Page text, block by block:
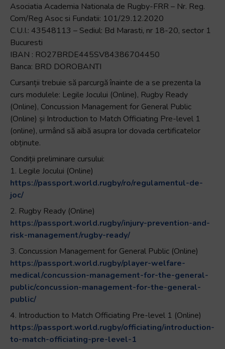
Asociatia Academia Nationala de Rugby-FRR – Nr. Reg.
Com/Reg Asoc si Fundatii: 101/29.12.2020
C.U.I.: 43548113 – Sediul: Bd Marasti, nr 18-20, sector 1
Bucuresti
IBAN : RO27BRDE445SV84386704450
Banca: BRD DOROBANTI
Cursanții trebuie să parcurgă înainte de a se prezenta la
curs modulele: Legile Jocului (Online), Rugby Ready
(Online), Concussion Management for General Public
(Online) și Introduction to Match Officiating Pre-level 1
(online), urmând să aibă asupra lor dovada certificatelor
obținute.
Condiții preliminare cursului:
1. Legile Jocului (Online)
https://passport.world.rugby/ro/regulamentul-de-
joc/
2. Rugby Ready (Online)
https://passport.world.rugby/injury-prevention-and-
risk-management/rugby-ready/
3. Concussion Management for General Public (Online)
https://passport.world.rugby/player-welfare-
medical/concussion-management-for-the-general-
public/concussion-management-for-the-general-
public/
4. Introduction to Match Officiating Pre-level 1 (Online)
https://passport.world.rugby/officiating/introduction-
to-match-officiating-pre-level-1